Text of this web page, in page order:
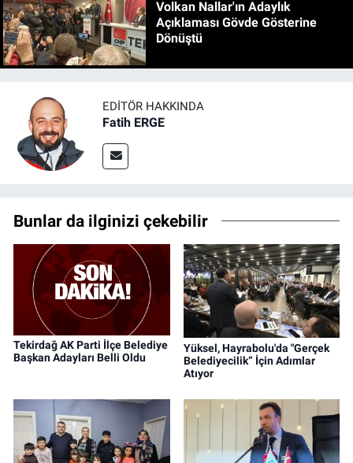
Volkan Nallar'ın Adaylık
Açıklaması Gövde Gösterine
Dönüştü
EDITÖR HAKKINDA
Fatih ERGE
Bunlar da ilginizi çekebilir
Tekirdağ AK Parti İlçe Belediye
Başkan Adayları Belli Oldu
Yüksel, Hayrabolu'da "Gerçek
Belediyecilik” İçin Adımlar
Atıyor